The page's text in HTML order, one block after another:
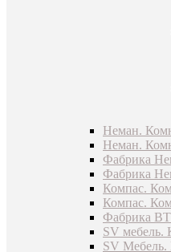
Неман.
Неман.
Фабрика
Фабрика
Компас.
Компас.
Фабрика
SV
SV